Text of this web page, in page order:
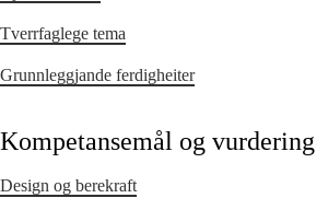
Tverrfaglege tema
Grunnleggjande ferdigheiter
Kompetansemål og vurdering
Design og berekraft